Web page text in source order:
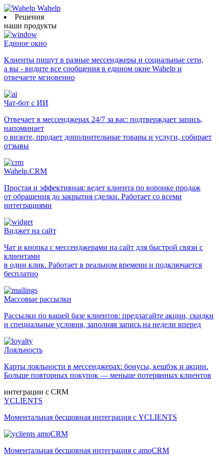
Wahelp
Решения
наши продукты
Единое окно
Клиенты пишут в разные мессенджеры и социальные сети,
а вы - видите все сообщения в едином окне Wahelp и
отвечаете мгновенно
Чат-бот с ИИ
Отвечает в мессенджерах 24/7 за вас: подтверждает запись,
напоминает
о визите, продает дополнительные товары и услуги, собирает
отзывы
Wahelp.CRM
Простая и эффективная: ведет клиента по воронке продаж
от обращения до закрытия сделки. Работает со всеми
интеграциями
Виджет на сайт
Чат и кнопка с мессенджерами на сайт для быстрой связи с
клиентами
в один клик. Работает в реальном времени и подключается
бесплатно
Массовые рассылки
Рассылки по вашей базе клиентов: предлагайте акции, скидки
и специальные условия, заполняя запись на недели вперед
Лояльность
Карты лояльности в мессенджерах: бонусы, кешбэк и акции.
Больше повторных покупок — меньше потерянных клиентов
интеграции с CRM
YCLIENTS
Моментальная бесшовная интеграция с YCLIENTS
amoCRM
Моментальная бесшовная интеграция с amoCRM